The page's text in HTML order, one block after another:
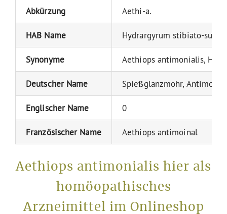
Abkürzung Aethi-a.
HAB Name Hydrargyrum stibiato-sulfur
Synonyme Aethiops antimonialis,
Deutscher Name Spießglanzmohr, Antimon-
Englischer Name 0
Französischer Name Aethiops antimoinal
Aethiops antimonialis hier als
homöopathisches
Arzneimittel im Onlineshop